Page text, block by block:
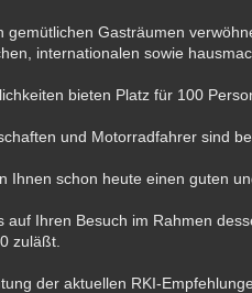
gemütlichen Gasträumen
internationalen sowie
bieten Platz für 100
und Motorradfahrer sind
Ihnen schon heute einen guten
auf Ihren Besuch im Rahmen
zuläßt.
der aktuellen RKI-